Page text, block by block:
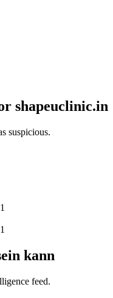
shapeuclinic.in
suspicious.
kann
feed.